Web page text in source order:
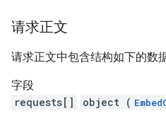
请求正文
请求正文中包含结构如下的数
字段
requests[]
object (